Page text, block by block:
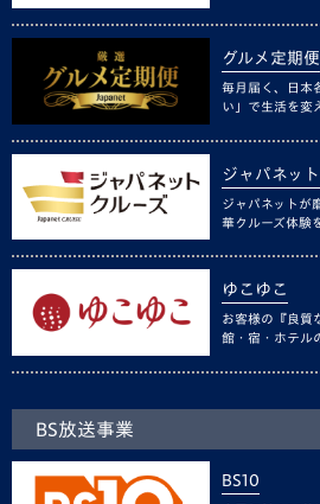
グルメ定期便
毎月届く、日本
い」で生活を変
ジャパネッ
ジャパネットが
華クルーズ体験
ゆこゆこ
お客様の『良質
館・宿・ホテル
BS放送事業
BS10